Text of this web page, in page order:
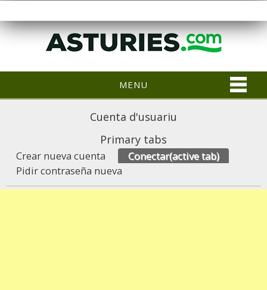
MENU
Cuenta d'usuariu
Primary tabs
Crear nueva cuenta Conectar(active tab)
Pidir contraseña nueva